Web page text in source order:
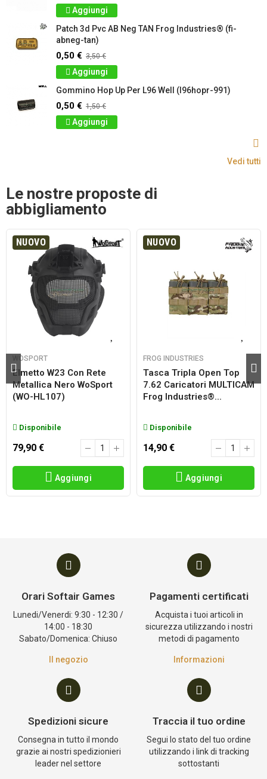
Aggiungi
Patch 3d Pvc AB Neg TAN Frog Industries® (fi-
abneg-tan)
0,50 € 3,50 €
Aggiungi
Gommino Hop Up Per L96 Well (l96hopr-991)
0,50 € 1,50 €
Aggiungi
Vedi tutti
Le nostre proposte di
abbigliamento
NUOVO
WOSPORT
Elmetto W23 Con Rete
Metallica Nero WoSport
(WO-HL107)
Disponibile
79,90 €
Aggiungi
NUOVO
FROG INDUSTRIES
Tasca Tripla Open Top
7.62 Caricatori MULTICAM
Frog Industries®...
Disponibile
14,90 €
Aggiungi
Orari Softair Games
Lunedi/Venerdi: 9:30 - 12:30 /
14:00 - 18:30
Sabato/Domenica: Chiuso
Il negozio
Pagamenti certificati
Acquista i tuoi articoli in
sicurezza utilizzando i nostri
metodi di pagamento
Informazioni
Spedizioni sicure
Consegna in tutto il mondo
grazie ai nostri spedizionieri
leader nel settore
Traccia il tuo ordine
Segui lo stato del tuo ordine
utilizzando i link di tracking
sottostanti